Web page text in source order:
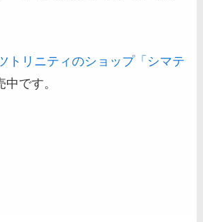
トリニティのショップ「シマテ
中です。